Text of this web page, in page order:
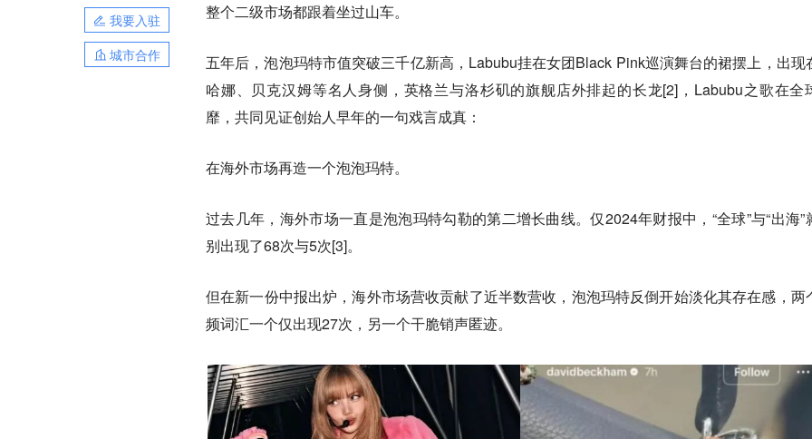
我要入驻
城市合作
整个二级市场都跟着坐过山车。
五年后，泡泡玛特市值突破三千亿新高，Labubu挂在女团Black Pink巡演舞台的裙摆上，出现
哈娜、贝克汉姆等名人身侧，英格兰与洛杉矶的旗舰店外排起的长龙[2]，Labubu之歌在全
靡，共同见证创始人早年的一句戏言成真：
在海外市场再造一个泡泡玛特。
过去几年，海外市场一直是泡泡玛特勾勒的第二增长曲线。仅2024年财报中，“全球”与“出海”
别出现了68次与5次[3]。
但在新一份中报出炉，海外市场营收贡献了近半数营收，泡泡玛特反倒开始淡化其存在感，两
频词汇一个仅出现27次，另一个干脆销声匿迹。